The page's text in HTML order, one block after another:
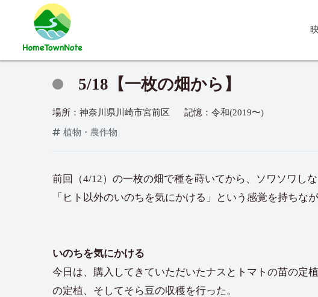
5/18【一枚の畑から】
場所： 神奈川県川崎市宮前区 記憶： 令和(2019〜)
植物・農作物
前回（4/12）の一枚の畑で種を蒔いてから、ソワソワし
「ヒト以外のいのちを気にかける」という感覚を持ちな
いのちを気にかける
今日は、購入してきていただいたナスとトマトの苗の定
の定植、そしてそら豆の収穫を行った。